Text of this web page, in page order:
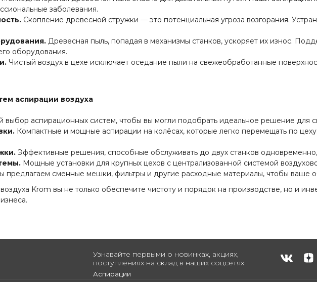
заболевания.
Скопление древесной стружки — это потенциальная угроза возгорания.
Древесная пыль, попадая в механизмы станков, ускоряет их износ.
оборудования.
Чистый воздух в цехе исключает оседание пыли на свежеобработанные
аспирации воздуха
аспирационных систем, чтобы вы могли подобрать идеальное решение для
Компактные и мощные аспирации на колёсах, которые легко перемещать по
Эффективные решения, способные обслуживать до двух станков
Мощные установки для крупных цехов с централизованной системой
предлагаем сменные мешки, фильтры и другие расходные материалы, чтобы ваше
Krom вы не только обеспечите чистоту и порядок на производстве, но и
Узнавайте первыми о новинках, акциях,
поступлениях на склад в наших соцсетях
Аспирации